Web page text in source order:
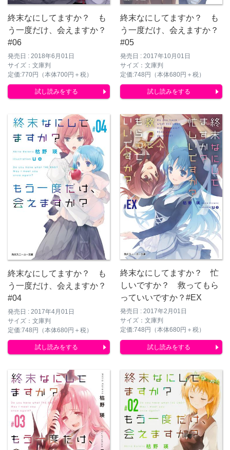
終末なにしてますか？ も
う一度だけ、会えますか？
#06
発売日 : 2018年6月01日
サイズ：文庫判
定価:770円（本体700円＋税）
試し読みをする
終末なにしてますか？ も
う一度だけ、会えますか？
#05
発売日 : 2017年10月01日
サイズ：文庫判
定価:748円（本体680円＋税）
試し読みをする
終末なにしてますか？ も
う一度だけ、会えますか？
#04
発売日 : 2017年4月01日
サイズ：文庫判
定価:748円（本体680円＋税）
試し読みをする
終末なにしてますか？ 忙
しいですか？ 救ってもら
っていいですか？#EX
発売日 : 2017年2月01日
サイズ：文庫判
定価:748円（本体680円＋税）
試し読みをする